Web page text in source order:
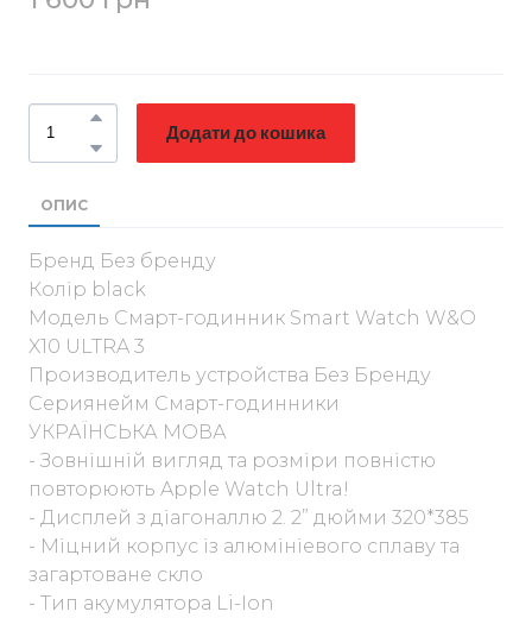
Додати до кошика
ОПИС
Бренд Без бренду
Колір black
Модель Смарт-годинник Smart Watch W&O
X10 ULTRA 3
Производитель устройства Без Бренду
Сериянейм Смарт-годинники
УКРАЇНСЬКА МОВА
- Зовнішній вигляд та розміри повністю
повторюють Apple Watch Ultra!
- Дисплей з діагоналлю 2. 2” дюйми 320*385
- Міцний корпус із алюмініевого сплаву та
загартоване скло
- Тип акумулятора Li-Ion